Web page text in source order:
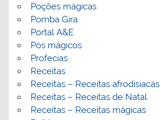
Poções mágicas
Pomba Gira
Portal A&E
Pós mágicos
Profecias
Receitas
Receitas – Receitas afrodisiacas
Receitas – Receitas de Natal
Receitas – Receitas mágicas